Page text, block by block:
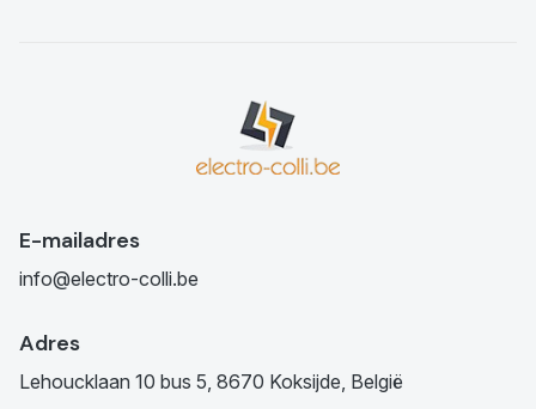
E-mailadres
info@electro-colli.be
Adres
Lehoucklaan 10 bus 5, 8670 Koksijde, België